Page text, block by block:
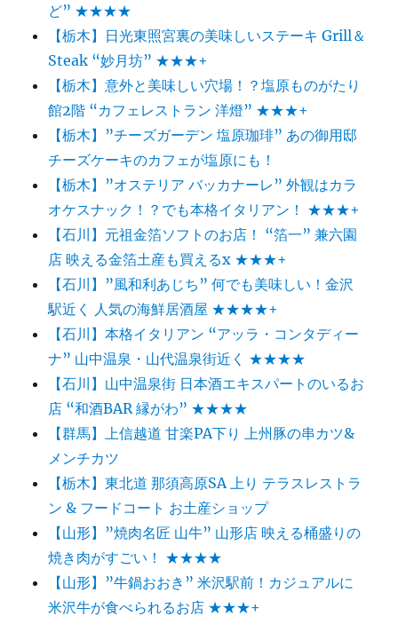
ど” ★★★★
【栃木】日光東照宮裏の美味しいステーキ Grill＆
Steak “妙月坊” ★★★+
【栃木】意外と美味しい穴場！？塩原ものがたり
館2階 “カフェレストラン 洋燈” ★★★+
【栃木】”チーズガーデン 塩原珈琲” あの御用邸
チーズケーキのカフェが塩原にも！
【栃木】”オステリア バッカナーレ” 外観はカラ
オケスナック！？でも本格イタリアン！ ★★★+
【石川】元祖金箔ソフトのお店！ “箔一” 兼六園
店 映える金箔土産も買えるx ★★★+
【石川】”風和利あじち” 何でも美味しい！金沢
駅近く 人気の海鮮居酒屋 ★★★★+
【石川】本格イタリアン “アッラ・コンタディー
ナ” 山中温泉・山代温泉街近く ★★★★
【石川】山中温泉街 日本酒エキスパートのいるお
店 “和酒BAR 縁がわ” ★★★★
【群馬】上信越道 甘楽PA下り 上州豚の串カツ&
メンチカツ
【栃木】東北道 那須高原SA 上り テラスレストラ
ン & フードコート お土産ショップ
【山形】”焼肉名匠 山牛” 山形店 映える桶盛りの
焼き肉がすごい！ ★★★★
【山形】”牛鍋おおき” 米沢駅前！カジュアルに
米沢牛が食べられるお店 ★★★+